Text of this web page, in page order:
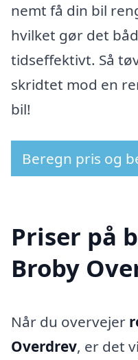
nemt få din bil
hvilket gør det
tidseffektivt. Så
skridtet mod en
bil!
Beregn pris og
Priser på
Broby
Når du overvejer
Overdrev, er det